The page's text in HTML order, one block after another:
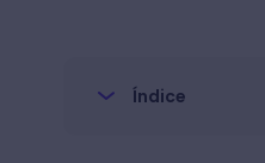
Índice